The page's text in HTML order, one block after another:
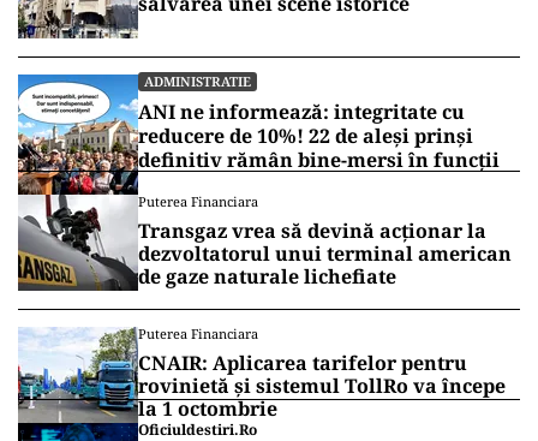
ADMINISTRATIE
ANI ne informează: integritate cu
reducere de 10%! 22 de aleși prinși
definitiv rămân bine-mersi în funcții
Puterea Financiara
Transgaz vrea să devină acționar la
dezvoltatorul unui terminal american
de gaze naturale lichefiate
Puterea Financiara
CNAIR: Aplicarea tarifelor pentru
rovinietă și sistemul TollRo va începe
la 1 octombrie
Oficiuldestiri.ro